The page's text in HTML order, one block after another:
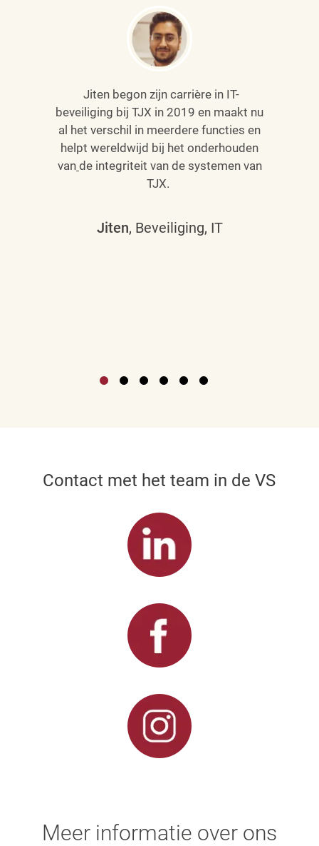
Jiten begon zijn carrière in IT-
beveiliging bij TJX in 2019 en maakt nu
al het verschil in meerdere functies en
helpt wereldwijd bij het onderhouden
van de integriteit van de systemen van
TJX.
Jiten, Beveiliging, IT
Contact met het team in de VS
Meer informatie over ons